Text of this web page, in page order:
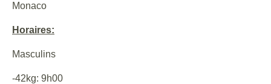
Monaco
Horaires:
Masculins
-42kg: 9h00